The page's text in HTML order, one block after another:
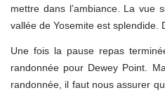
mettre dans l’ambiance. La vue
vallée de Yosemite est
Une fois la pause repas
randonnée pour Dewey Point.
randonnée, il faut nous assurer